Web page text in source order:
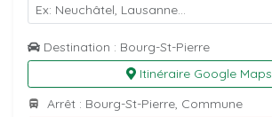
Destination : Bourg-St-Pierre
Itinéraire Google Maps
Arrêt : Bourg-St-Pierre, Commune